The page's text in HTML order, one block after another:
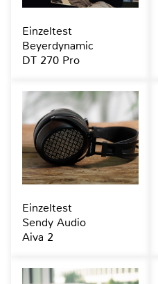
Einzeltest
Beyerdynamic
DT 270 Pro
Einzeltest
Sendy Audio
Aiva 2